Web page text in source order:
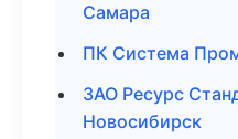
Самара
ПК Система
ЗАО Ресурс
Новосибирск